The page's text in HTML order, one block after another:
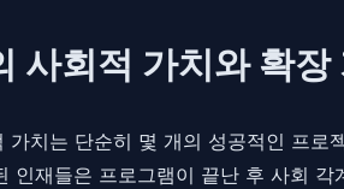
사회적 가치와 확장
가치는 단순히 몇 개의 성공적인 프
인재들은 프로그램이 끝난 후 사회